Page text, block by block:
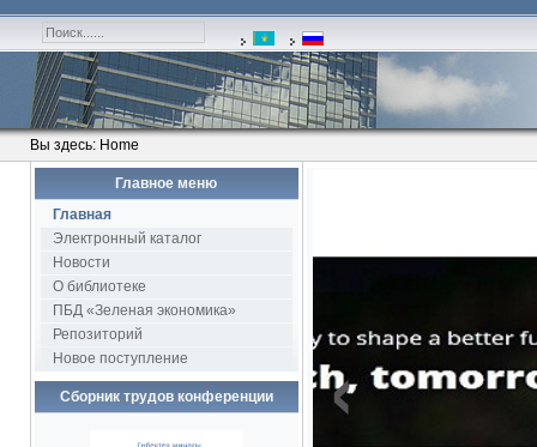
Вы здесь: Home
Главное меню
Главная
Электронный каталог
Новости
О библиотеке
ПБД «Зеленая экономика»
Репозиторий
Новое поступление
Сборник трудов конференции ‹